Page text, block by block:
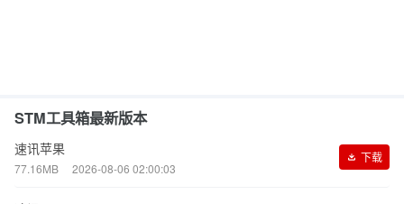
STM工具箱最新版本
速讯苹果
77.16MB 2026-08-06 02:00:03
下载